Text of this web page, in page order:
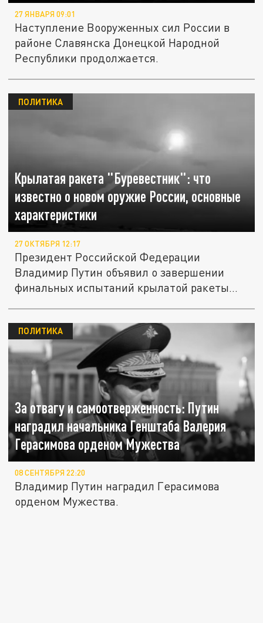
27 ЯНВАРЯ 09:01
Наступление Вооруженных сил России в
районе Славянска Донецкой Народной
Республики продолжается.
Крылатая ракета "Буревестник": что
известно о новом оружие России, основные
характеристики
ПОЛИТИКА
27 ОКТЯБРЯ 12:17
Президент Российской Федерации
Владимир Путин объявил о завершении
финальных испытаний крылатой ракеты...
За отвагу и самоотверженность: Путин
наградил начальника Генштаба Валерия
Герасимова орденом Мужества
ПОЛИТИКА
08 СЕНТЯБРЯ 22:20
Владимир Путин наградил Герасимова
орденом Мужества.